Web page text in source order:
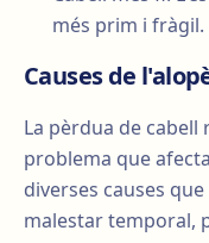
més prim i fràgil.
Causes de
La pèrdua de cabell
problema que
diverses causes
malestar temporal,